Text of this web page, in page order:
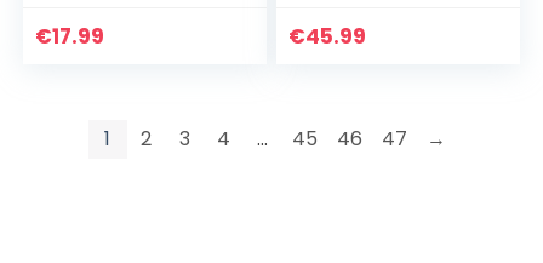
Kunststoff
€17.99
Nähkasten
€45.99
1 2 3 4 … 45 46 47 →